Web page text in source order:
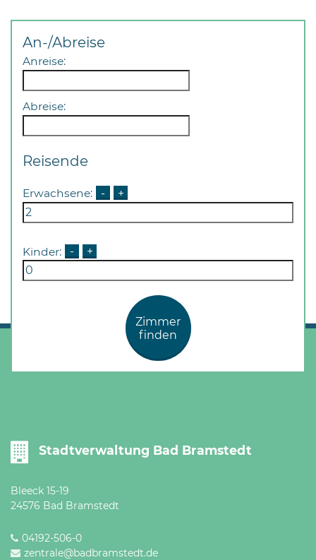
und
sowie
außerhalb
Öffnungszeiten
nach
Vereinbarung.
An-/Abreise
Anreise:
Abreise:
Reisende
Erwachsene: - +
Kinder: - +
Zimmer
finden
Stadtverwaltung Bad Bramstedt
Bleeck 15-19
24576 Bad Bramstedt
04192-506-0
zentrale@badbramstedt.de